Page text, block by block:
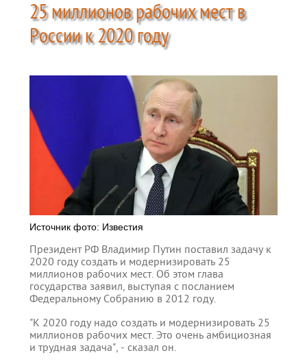
25 миллионов рабочих мест в
России к 2020 году
Источник фото: Известия
Президент РФ Владимир Путин поставил задачу к
2020 году создать и модернизировать 25
миллионов рабочих мест. Об этом глава
государства заявил, выступая с посланием
Федеральному Собранию в 2012 году.
"К 2020 году надо создать и модернизировать 25
миллионов рабочих мест. Это очень амбициозная
и трудная задача", - сказал он.